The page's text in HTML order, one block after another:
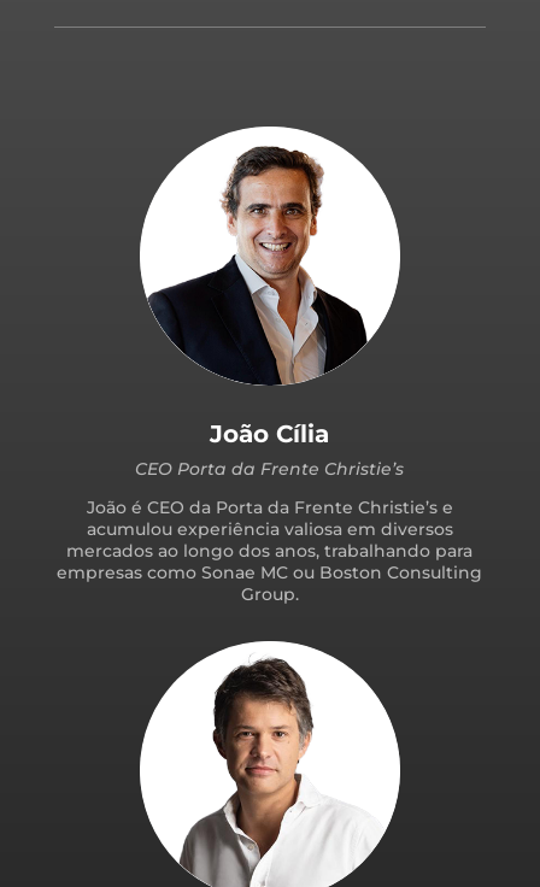
João Cília
CEO Porta da Frente Christie’s
João é CEO da Porta da Frente Christie’s e
acumulou experiência valiosa em diversos
mercados ao longo dos anos, trabalhando para
empresas como Sonae MC ou Boston Consulting
Group.